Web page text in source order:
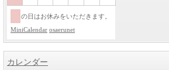
の日はお休みをいただきます。
MiniCalendar osaerunet
カレンダー